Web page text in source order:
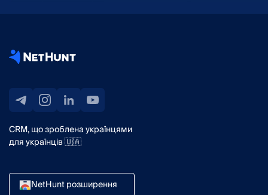
CRM, що зроблена українцями
для українців 🇺🇦
NetHunt розширення